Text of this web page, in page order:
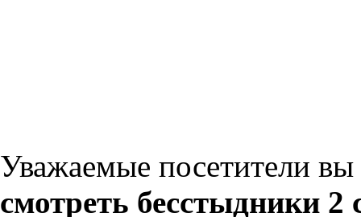
Уважаемые посетители вы
смотреть бесстыдники 2